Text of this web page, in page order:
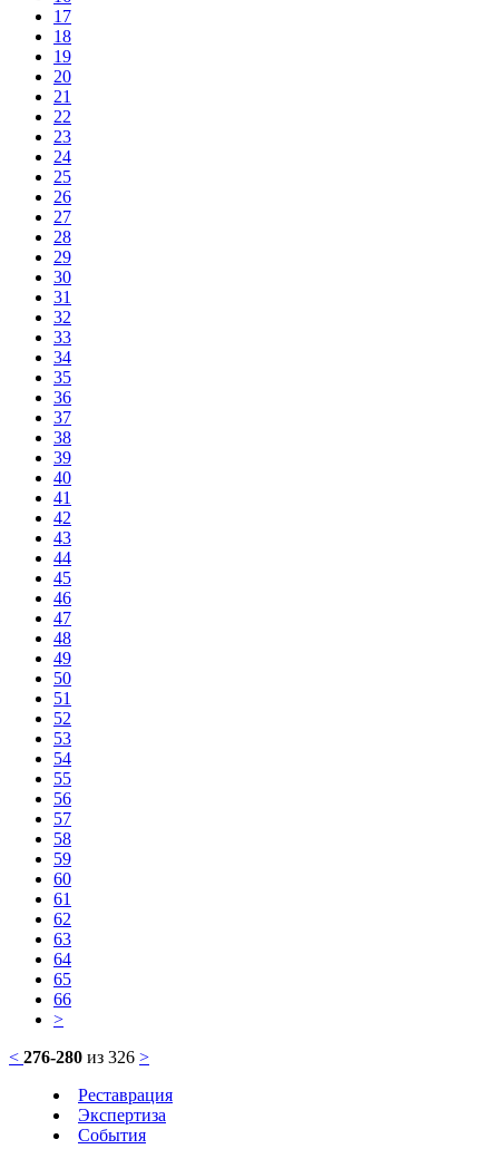
17
18
19
20
21
22
23
24
25
26
27
28
29
30
31
32
33
34
35
36
37
38
39
40
41
42
43
44
45
46
47
48
49
50
51
52
53
54
55
56
57
58
59
60
61
62
63
64
65
66
>
< 276-280 из 326 >
Реставрация
Экспертиза
События